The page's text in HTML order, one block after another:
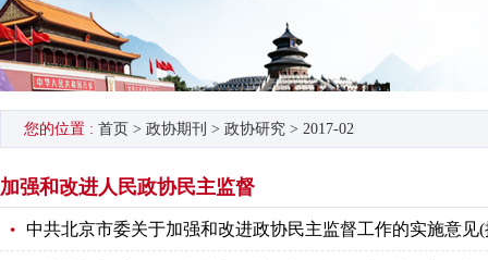
您的位置 : 首页 > 政协期刊 > 政协研究 > 2017-02
加强和改进人民政协民主监督
中共北京市委关于加强和改进政协民主监督工作的实施意见